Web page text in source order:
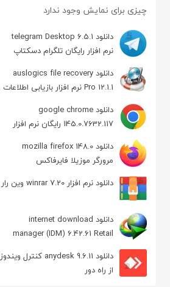
چیزی برای نمایش وجود ندارد
دانلود telegram Desktop 6.5.1
نرم افزار رایگان تلگرام دسکتاپ
دانلود auslogics file recovery
Pro 12.1.1 نرم افزار بازیابی اطلاعات
دانلود google chrome
145.0.7632.117 رایگان نرم افزار
مرورگر گوگل کروم
دانلود mozilla firefox 148.0
مرورگر موزیلا فایرفاکس
دانلود نرم افزار winrar 7.20 وین رار
دانلود internet download
manager (IDM) 6.42.61 Retail
مدیریت دانلود
دانلود anydesk 9.6.11 کنترل ویندوز
از راه دور